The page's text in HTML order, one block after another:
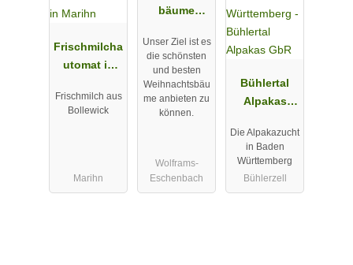
Frischmilcha
utomat in
Frischmilch aus
Bollewick
Marihn
bäume
Unser Ziel ist es
die schönsten
und besten
Weihnachtsbäu
me anbieten zu
können.
Wolframs-
Eschenbach
Bühlertal
Alpakas
Die Alpakazucht
in Baden
Württemberg
Bühlerzell